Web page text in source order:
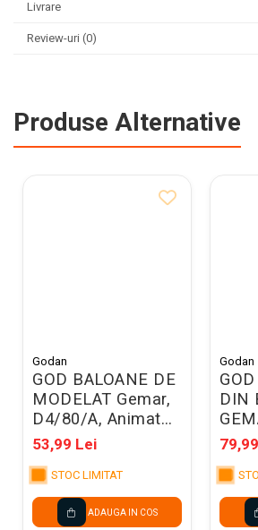
Livrare
Review-uri (0)
Produse Alternative
Godan
GOD BALOANE DE
MODELAT Gemar,
D4/80/A, Animator
Mix 100/set
D4/80/A
53,99 Lei
STOC LIMITAT
ADAUGA IN COS
Godan
DIN
mix,